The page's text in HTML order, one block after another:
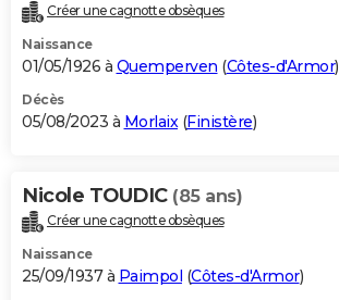
Créer une cagnotte obsèques
Naissance
01/05/1926 à Quemperven (Côtes-d'Armor)
Décès
05/08/2023 à Morlaix(Finistère)
Nicole TOUDIC (85 ans)
Créer une cagnotte obsèques
Naissance
25/09/1937 à Paimpol (Côtes-d'Armor)